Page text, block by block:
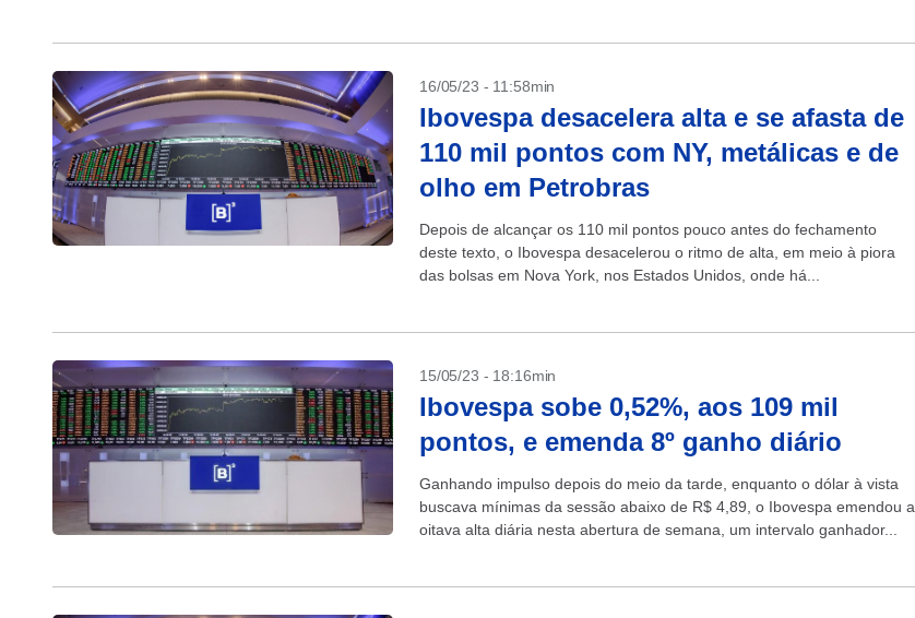
16/05/23 - 11:58min
Ibovespa desacelera alta e se afasta de
110 mil pontos com NY, metálicas e de
olho em Petrobras
Depois de alcançar os 110 mil pontos pouco antes do fechamento
deste texto, o Ibovespa desacelerou o ritmo de alta, em meio à piora
das bolsas em Nova York, nos Estados Unidos, onde há...
15/05/23 - 18:16min
Ibovespa sobe 0,52%, aos 109 mil
pontos, e emenda 8º ganho diário
Ganhando impulso depois do meio da tarde, enquanto o dólar à vista
buscava mínimas da sessão abaixo de R$ 4,89, o Ibovespa emendou a
oitava alta diária nesta abertura de semana, um intervalo ganhador...